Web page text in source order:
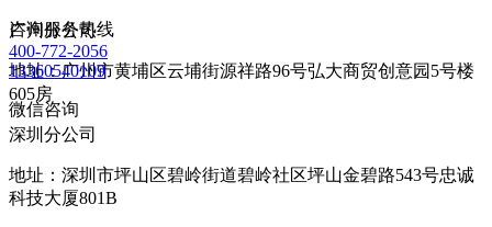
广州分公司
地址：广州市黄埔区云埔街源祥路96号弘大商贸创意园5号楼
605房
深圳分公司
地址：深圳市坪山区碧岭街道碧岭社区坪山金碧路543号忠诚
科技大厦801B
咨询服务热线
400-772-2056
13360540109
微信咨询